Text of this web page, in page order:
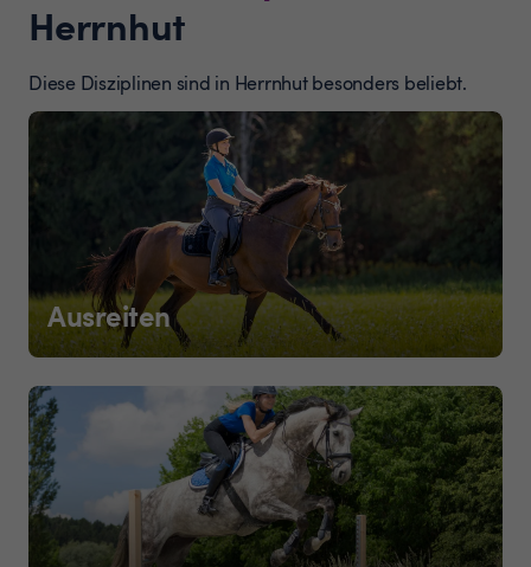
Herrnhut
Diese Disziplinen sind in Herrnhut besonders beliebt.
Ausreiten